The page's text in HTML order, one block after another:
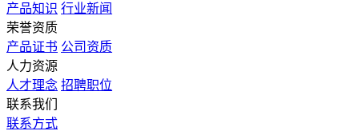
产品知识 行业新闻
荣誉资质
产品证书 公司资质
人力资源
人才理念 招聘职位
联系我们
联系方式